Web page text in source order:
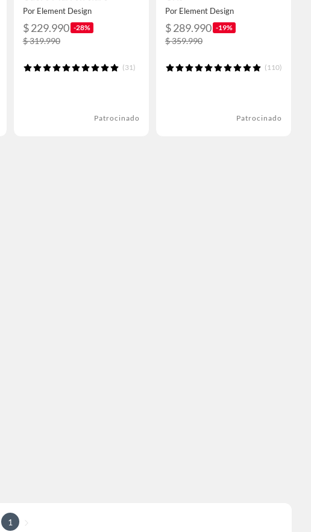
Por Element Design
$ 229.990 -28%
$ 319.990
(31)
Patrocinado
Por Element Design
$ 289.990 -19%
$ 359.990
(110)
Patrocinado
1